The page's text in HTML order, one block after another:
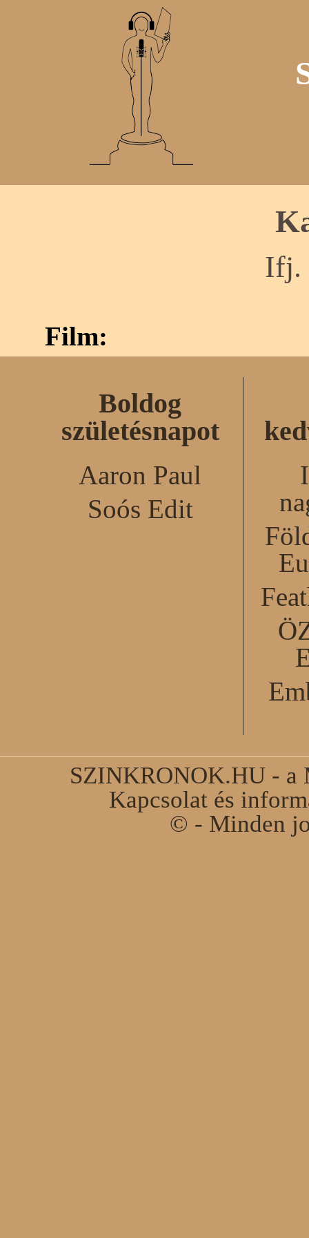
Ifj.
Film:
Boldog
születésnapot
Aaron Paul
Soós Edit
SZINKRONOK.HU - a
Kapcsolat és
© - Minden